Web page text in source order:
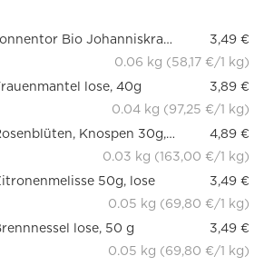
Dieser Artikel: Sonnentor Bio Johanniskraut 60g, lose
3,49 €
0.06 kg (58,17 €/1 kg)
lose, 40g
3,89 €
0.04 kg (97,25 €/1 kg)
Sonnentor Bio Rosenblüten, Knospen 30g, lose
4,89 €
0.03 kg (163,00 €/1 kg)
50g, lose
3,49 €
0.05 kg (69,80 €/1 kg)
lose, 50 g
3,49 €
0.05 kg (69,80 €/1 kg)